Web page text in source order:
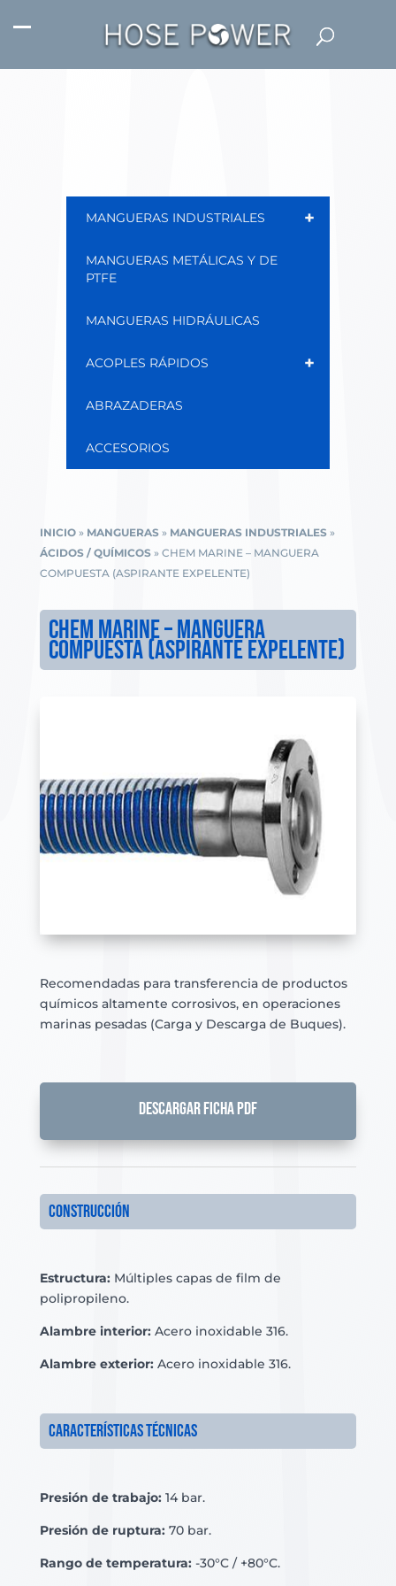
+
MANGUERAS INDUSTRIALES
MANGUERAS METÁLICAS Y DE
PTFE
MANGUERAS HIDRÁULICAS
+
ACOPLES RÁPIDOS
ABRAZADERAS
ACCESORIOS
INICIO» MANGUERAS» MANGUERAS INDUSTRIALES»
ÁCIDOS / QUÍMICOS» CHEM MARINE – MANGUERA
COMPUESTA (ASPIRANTE EXPELENTE)
CHEM MARINE – MANGUERA
COMPUESTA (ASPIRANTE EXPELENTE)
Recomendadas para transferencia de productos
químicos altamente corrosivos, en operaciones
marinas pesadas (Carga y Descarga de Buques).
DESCARGAR FICHA PDF
Construcción
Estructura:Múltiples capas de film de
polipropileno.
Alambre interior:Acero inoxidable 316.
Alambre exterior: Acero inoxidable 316.
Características técnicas
Presión de trabajo: 14 bar.
Presión de ruptura:70 bar.
Rango de temperatura:-30°C / +80°C.